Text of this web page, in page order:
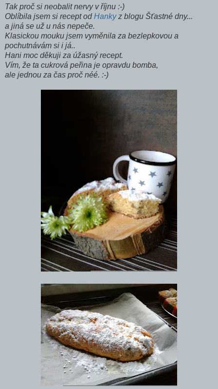
Tak proč si neobalit nervy v říjnu :-)
Oblíbila jsem si recept odHankyz blogu Šťastné dny...
a jiná se už u nás nepeče.
Klasickou mouku jsem vyměnila za bezlepkovou a
pochutnávám si i já..
Hani moc děkuji za úžasný recept.
Vím, že ta cukrová peřina je opravdu bomba,
ale jednou za čas proč néé. :-)